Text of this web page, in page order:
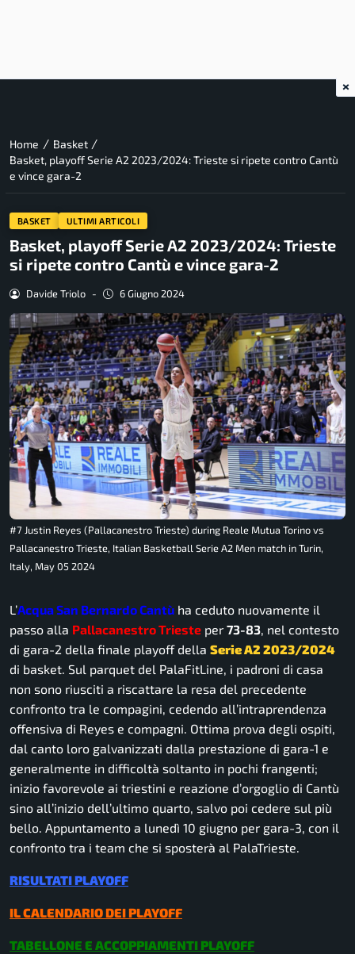
Home / Basket /
Basket, playoff Serie A2 2023/2024: Trieste si ripete contro Cantù
e vince gara-2
BASKET ULTIMI ARTICOLI
Basket, playoff Serie A2 2023/2024: Trieste
si ripete contro Cantù e vince gara-2
Davide Triolo - 6 Giugno 2024
#7 Justin Reyes (Pallacanestro Trieste) during Reale Mutua Torino vs
Pallacanestro Trieste, Italian Basketball Serie A2 Men match in Turin,
Italy, May 05 2024
L’Acqua San Bernardo Cantù ha ceduto nuovamente il
passo alla Pallacanestro Trieste per 73-83, nel contesto
di gara-2 della finale playoff della Serie A2 2023/2024
di basket. Sul parquet del PalaFitLine, i padroni di casa
non sono riusciti a riscattare la resa del precedente
confronto tra le compagini, cedendo all’intraprendenza
offensiva di Reyes e compagni. Ottima prova degli ospiti,
dal canto loro galvanizzati dalla prestazione di gara-1 e
generalmente in difficoltà soltanto in pochi frangenti;
inizio favorevole ai triestini e reazione d’orgoglio di Cantù
sino all’inizio dell’ultimo quarto, salvo poi cedere sul più
bello. Appuntamento a lunedì 10 giugno per gara-3, con il
confronto tra i team che si sposterà al PalaTrieste.
RISULTATI PLAYOFF
IL CALENDARIO DEI PLAYOFF
TABELLONE E ACCOPPIAMENTI PLAYOFF
×